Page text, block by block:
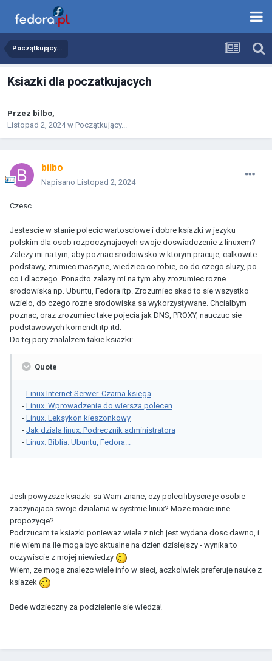
Początkujący...
Ksiazki dla poczatkujacych
Przez bilbo,
Listopad 2, 2024w Początkujący...
bilbo
Napisano Listopad 2, 2024
Czesc
Jestescie w stanie polecic wartosciowe i dobre ksiazki w jezyku
polskim dla osob rozpoczynajacych swoje doswiadczenie z linuxem?
Zalezy mi na tym, aby poznac srodoiwsko w ktorym pracuje, calkowite
podstawy, zrumiec maszyne, wiedziec co robie, co do czego sluzy, po
co i dlaczego. Ponadto zalezy mi na tym aby zrozumiec rozne
srodowiska np. Ubuntu, Fedora itp. Zrozumiec skad to sie wszystko
wzielo, do czego rozne srodowiska sa wykorzystywane. Chcialbym
poznac, oraz zrozumiec take pojecia jak DNS, PROXY, nauczuc sie
podstawowych komendt itp itd.
Do tej pory znalalzem takie ksiazki:
Quote
- Linux Internet Serwer. Czarna ksiega
- Linux. Wprowadzenie do wiersza polecen
- Linux. Leksykon kieszonkowy
- Jak dziala linux. Podrecznik administratora
- Linux. Biblia. Ubuntu, Fedora...
Jesli powyzsze ksiazki sa Wam znane, czy polecilibyscie je osobie
zaczynajaca swoje dzialania w systmie linux? Moze macie inne
propozycje?
Podrzucam te ksiazki poniewaz wiele z nich jest wydana dosc dawno, i
nie wiem na ile moga byc aktualne na dzien dzisiejszy - wynika to
oczywiscie z mojej niewiedzy
Wiem, ze moge znalezc wiele info w sieci, aczkolwiek preferuje nauke z
ksiazek
Bede wdzieczny za podzielenie sie wiedza!